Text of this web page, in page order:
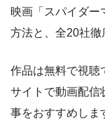
映画「スパイダー
方法と、全20社徹
作品は無料で視聴
サイトで動画配信
事をおすすめしま